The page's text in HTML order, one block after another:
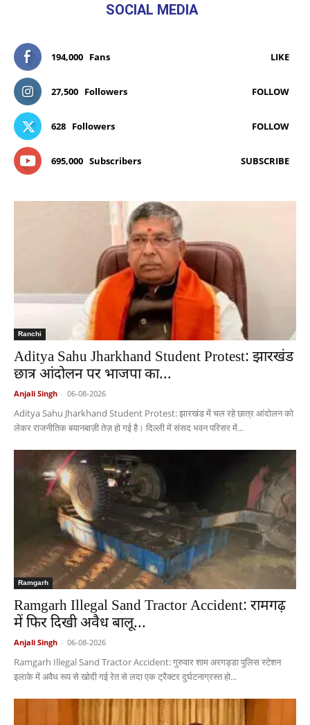
SOCIAL MEDIA
194,000 Fans LIKE
27,500 Followers FOLLOW
628 Followers FOLLOW
695,000 Subscribers SUBSCRIBE
Ranchi
Aditya Sahu Jharkhand Student Protest: झारखंड
छात्र आंदोलन पर भाजपा का...
Anjali Singh - 06-08-2026
Aditya Sahu Jharkhand Student Protest: झारखंड में चल रहे छात्र आंदोलन को
लेकर राजनीतिक बयानबाज़ी तेज़ हो गई है। दिल्ली में संसद भवन परिसर में...
Ramgarh
Ramgarh Illegal Sand Tractor Accident: रामगढ़
में फिर दिखी अवैध बालू...
Anjali Singh - 06-08-2026
Ramgarh Illegal Sand Tractor Accident: गुरुवार शाम अरगड्डा पुलिस स्टेशन
इलाके में अवैध रूप से खोदी गई रेत से लदा एक ट्रैक्टर दुर्घटनाग्रस्त हो...